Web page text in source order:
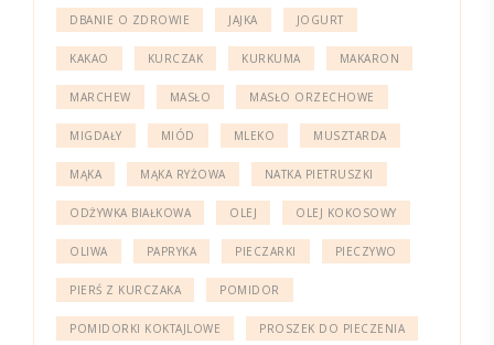
DBANIE O ZDROWIE JAJKA JOGURT
KAKAO KURCZAK KURKUMA MAKARON
MARCHEW MASŁO MASŁO ORZECHOWE
MIGDAŁY MIÓD MLEKO MUSZTARDA
MĄKA MĄKA RYŻOWA NATKA PIETRUSZKI
ODŻYWKA BIAŁKOWA OLEJ OLEJ KOKOSOWY
OLIWA PAPRYKA PIECZARKI PIECZYWO
PIERŚ Z KURCZAKA POMIDOR
POMIDORKI KOKTAJLOWE PROSZEK DO PIECZENIA